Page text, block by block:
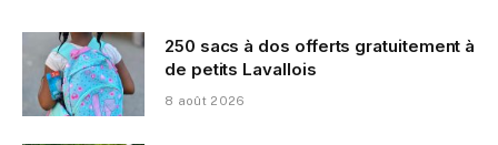
250 sacs à dos offerts gratuitement à
de petits Lavallois
8 août 2026